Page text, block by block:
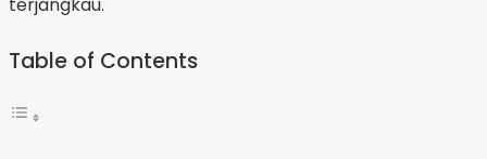
Table of Contents